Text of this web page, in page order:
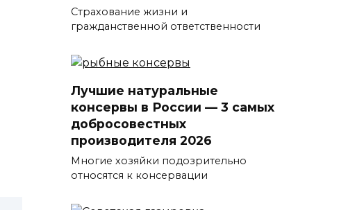
Страхование жизни и
гражданственной ответственности
Лучшие натуральные
консервы в России — 3 самых
добросовестных
производителя 2026
Многие хозяйки подозрительно
относятся к консервации